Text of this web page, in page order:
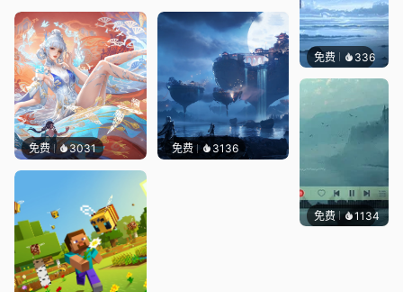
免费 3031 免费 3136
免费 336冰茶Ln
免费 1134冰茶